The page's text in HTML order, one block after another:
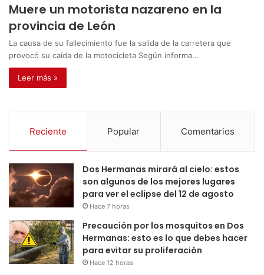
Muere un motorista nazareno en la
provincia de León
La causa de su fallecimiento fue la salida de la carretera que
provocó su caída de la motocicleta Según informa…
Leer más »
Reciente Popular Comentarios
Dos Hermanas mirará al cielo: estos
son algunos de los mejores lugares
para ver el eclipse del 12 de agosto
Hace 7 horas
Precaución por los mosquitos en Dos
Hermanas: esto es lo que debes hacer
para evitar su proliferación
Hace 12 horas